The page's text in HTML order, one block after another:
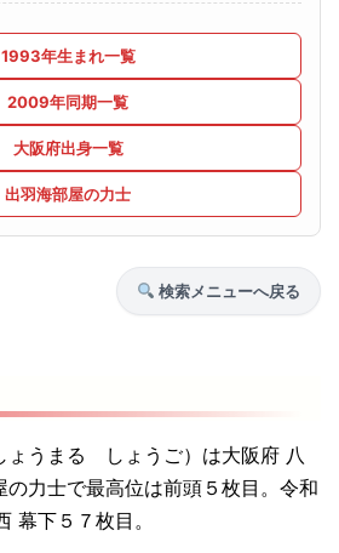
1993年生まれ一覧
2009年同期一覧
大阪府出身一覧
出羽海部屋の力士
検索メニューへ戻る
うまる しょうご）は大阪府 八
の力士で最高位は前頭５枚目。令和
幕下５７枚目。